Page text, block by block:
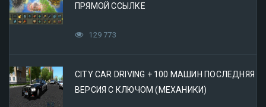
ПРЯМОЙ ССЫЛКЕ
129 773
CITY CAR DRIVING + 100 МАШИН ПОСЛЕДНЯЯ
ВЕРСИЯ С КЛЮЧОМ (МЕХАНИКИ)